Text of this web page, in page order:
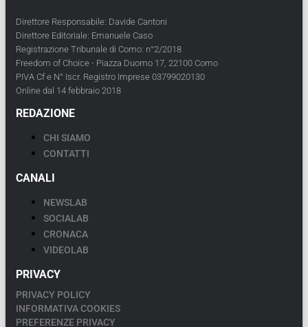
Direttore Responsabile: Davide Cantoni
Direttore Editoriale: Emanuele Caso
Registrazione Tribunale di Como: n°2/2018
Freedom of Choice - Piazza Duomo 17, 22100 Como
PIVA Cf e N° Iscr. Registro Imprese 03799020130
Online dal 14 febbraio 2018
REDAZIONE
CHI SIAMO
CONTATTI
CANALI
NEWSLAB
SOCIALAB
CRONACA
VIDEOLAB
PRIVACY
PRIVACY POLICY
INFORMATIVA COOKIES
PREFERENZE PRIVACY